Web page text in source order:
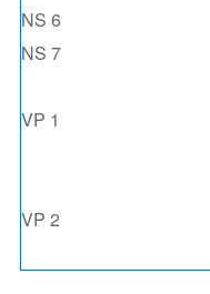
NS 6
NS 7
VP 1
VP 2